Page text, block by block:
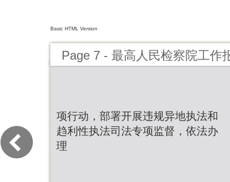
Basic HTML Version
Page 7 - 最高人民检察院工作
项行动，部署开展违规异地执法和
趋利性执法司法专项监督，依法办
理